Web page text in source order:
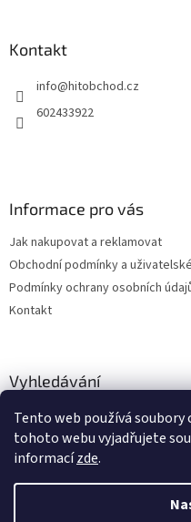
Tento web používá
tohoto webu vyjadřujete
informacízde.
Kontakt
info@hitobchod.cz
602433922
Informace pro vás
Jak nakupovat a reklamovat
Obchodní podmínky a
Podmínky ochrany osobních
Kontakt
Vyhledávání